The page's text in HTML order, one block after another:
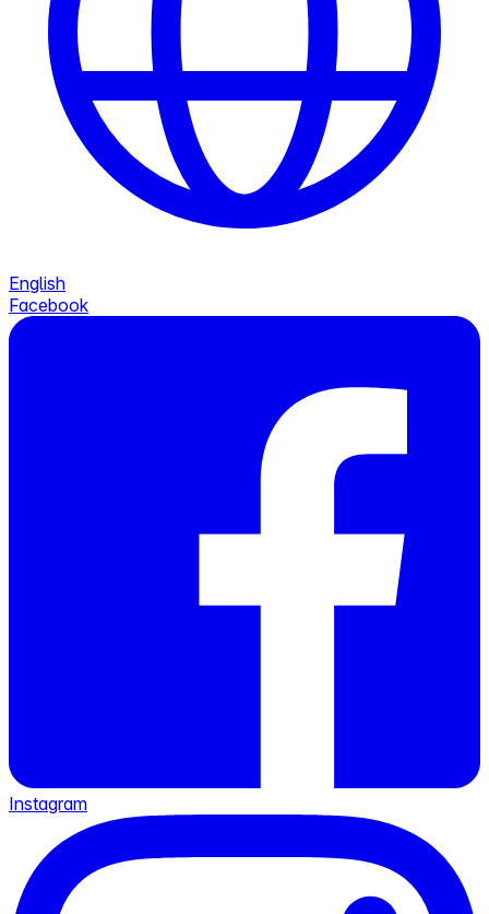
English
Facebook
Instagram